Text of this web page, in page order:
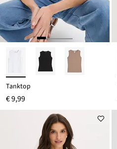
Tanktop
€ 9,99